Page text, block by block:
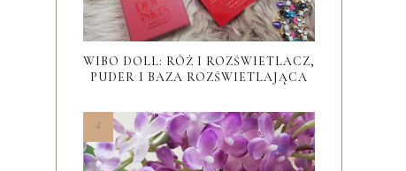
WIBO DOLL: RÓŻ I ROZŚWIETLACZ,
PUDER I BAZA ROZŚWIETLAJĄCA